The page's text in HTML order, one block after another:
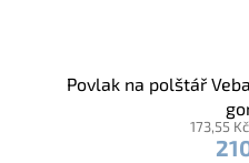
Povlak na polštář
173,55